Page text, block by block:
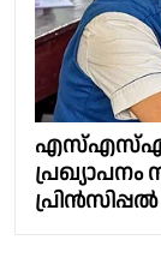
പ്രഖ്യാപനം
പ്രിൻസിപ്പൽ